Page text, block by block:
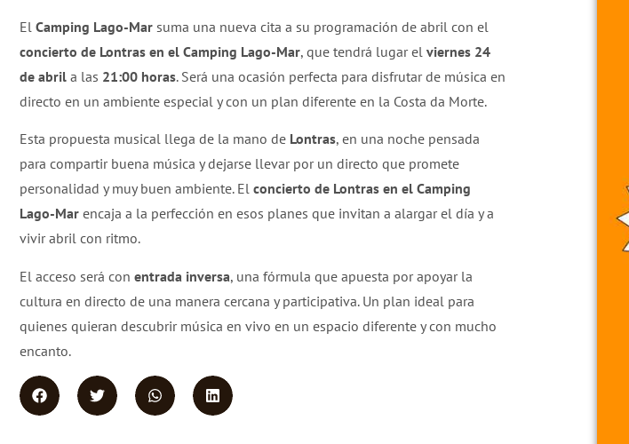
El Camping Lago-Mar suma una nueva cita a su programación de abril con el
concierto de Lontras en el Camping Lago-Mar, que tendrá lugar el viernes 24
de abril a las 21:00 horas. Será una ocasión perfecta para disfrutar de música en
directo en un ambiente especial y con un plan diferente en la Costa da Morte.
Esta propuesta musical llega de la mano de Lontras, en una noche pensada
para compartir buena música y dejarse llevar por un directo que promete
personalidad y muy buen ambiente. El concierto de Lontras en el Camping
Lago-Mar encaja a la perfección en esos planes que invitan a alargar el día y a
vivir abril con ritmo.
El acceso será con entrada inversa, una fórmula que apuesta por apoyar la
cultura en directo de una manera cercana y participativa. Un plan ideal para
quienes quieran descubrir música en vivo en un espacio diferente y con mucho
encanto.